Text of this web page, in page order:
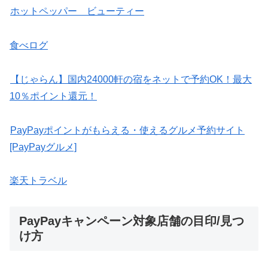
ホットペッパー ビューティー
食べログ
【じゃらん】国内24000軒の宿をネットで予約OK！最大
10％ポイント還元！
PayPayポイントがもらえる・使えるグルメ予約サイト
[PayPayグルメ]
楽天トラベル
PayPayキャンペーン対象店舗の目印/見つ
け方